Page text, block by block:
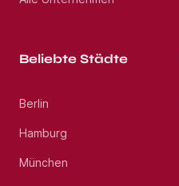
Beliebte Städte
Berlin
Hamburg
München